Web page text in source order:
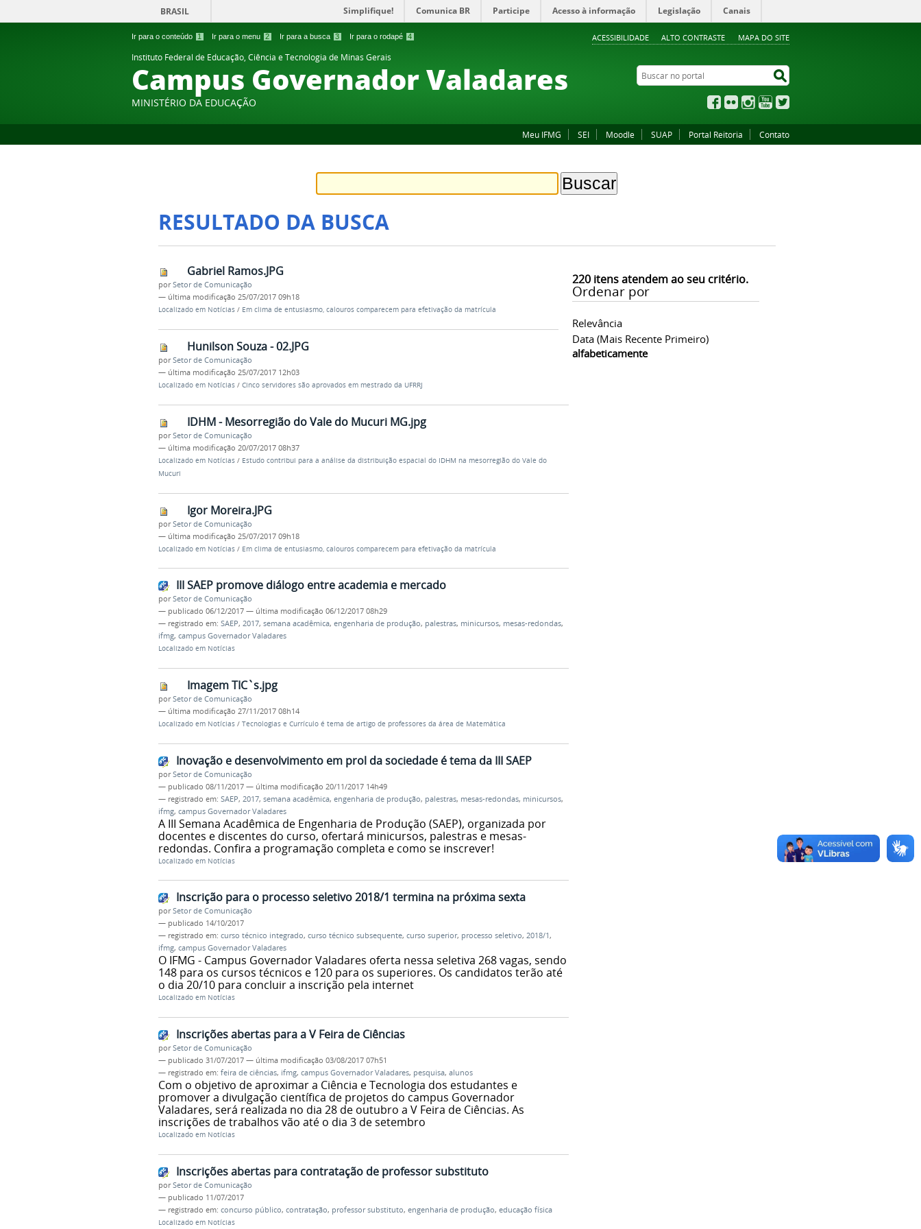
Ir para o conteúdo 1 Ir para o menu 2 Ir para a busca 3 Ir para o rodapé 4 ACESSIBILIDADE ALTO CONTRASTE MAPA DO SITE
BRASIL Simplifique! Comunica BR Participe Acesso à informação Legislação Canais
Instituto Federal de Educação, Ciência e Tecnologia de Minas Gerais
Campus Governador Valadares
MINISTÉRIO DA EDUCAÇÃO
Buscar no portal
Facebook
Flickr InstagramYouTube
Meu IFMG SEI Moodle SUAP Portal Reitoria Contato
RESULTADO DA BUSCA
220itens atendem ao seu critério.
Ordenar por
Relevância
Data (mais Recente Primeiro)
alfabeticamente
Gabriel Ramos.JPG
porSetor de Comunicação
— última modificação 25/07/2017 09h18
Localizado em Notícias / Em clima de entusiasmo, calouros comparecem para efetivação da matrícula
Hunilson Souza - 02.JPG
porSetor de Comunicação
— última modificação 25/07/2017 12h03
Localizado em Notícias / Cinco servidores são aprovados em mestrado da UFRRJ
IDHM - Mesorregião do Vale do Mucuri MG.jpg
porSetor de Comunicação
— última modificação 20/07/2017 08h37
Localizado em Notícias / Estudo contribui para a análise da distribuição espacial do IDHM na mesorregião do Vale do
Mucuri
Igor Moreira.JPG
porSetor de Comunicação
— última modificação 25/07/2017 09h18
Localizado em Notícias / Em clima de entusiasmo, calouros comparecem para efetivação da matrícula
III SAEP promove diálogo entre academia e mercado
porSetor de Comunicação
— publicado 06/12/2017 — última modificação 06/12/2017 08h29
— registrado em: SAEP, 2017, semana acadêmica, engenharia de produção, palestras, minicursos, mesas-redondas,
ifmg, campus Governador Valadares
Localizado em Notícias
Imagem TIC`s.jpg
porSetor de Comunicação
— última modificação 27/11/2017 08h14
Localizado em Notícias / Tecnologias e Currículo é tema de artigo de professores da área de Matemática
Inovação e desenvolvimento em prol da sociedade é tema da III SAEP
porSetor de Comunicação
— publicado 08/11/2017 — última modificação 20/11/2017 14h49
— registrado em: SAEP, 2017, semana acadêmica, engenharia de produção, palestras, mesas-redondas, minicursos,
ifmg, campus Governador Valadares
A III Semana Acadêmica de Engenharia de Produção (SAEP), organizada por
docentes e discentes do curso, ofertará minicursos, palestras e mesas-
redondas. Confira a programação completa e como se inscrever!
Localizado em Notícias
Inscrição para o processo seletivo 2018/1 termina na próxima sexta
porSetor de Comunicação
— publicado 14/10/2017
— registrado em: curso técnico integrado, curso técnico subsequente, curso superior, processo seletivo, 2018/1,
ifmg, campus Governador Valadares
O IFMG - Campus Governador Valadares oferta nessa seletiva 268 vagas, sendo
148 para os cursos técnicos e 120 para os superiores. Os candidatos terão até
o dia 20/10 para concluir a inscrição pela internet
Localizado em Notícias
Inscrições abertas para a V Feira de Ciências
porSetor de Comunicação
— publicado 31/07/2017 — última modificação 03/08/2017 07h51
— registrado em: feira de ciências, ifmg, campus Governador Valadares, pesquisa, alunos
Com o objetivo de aproximar a Ciência e Tecnologia dos estudantes e
promover a divulgação científica de projetos do campus Governador
Valadares, será realizada no dia 28 de outubro a V Feira de Ciências. As
inscrições de trabalhos vão até o dia 3 de setembro
Localizado em Notícias
Inscrições abertas para contratação de professor substituto
porSetor de Comunicação
— publicado 11/07/2017
— registrado em: concurso público, contratação, professor substituto, engenharia de produção, educação física
Localizado em Notícias